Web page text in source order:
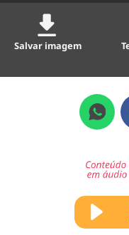
Salvar imagem